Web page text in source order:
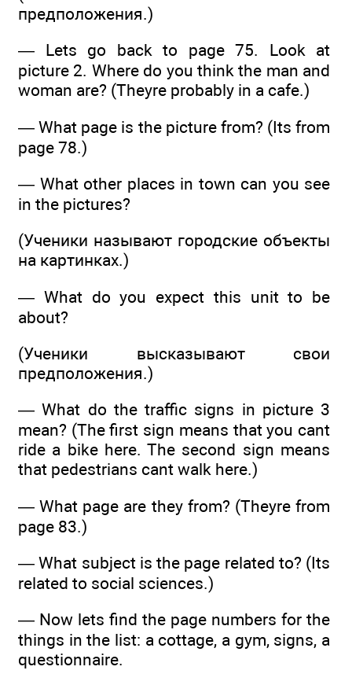
предположения.)
— Lets go back to page 75. Look at
picture 2. Where do you think the man and
woman are? (Theyre probably in a cafe.)
— What page is the picture from? (Its from
page 78.)
— What other places in town can you see
in the pictures?
(Ученики называют городские объекты
на картинках.)
— What do you expect this unit to be
about?
(Ученики высказывают свои
предположения.)
— What do the traffic signs in picture 3
mean? (The first sign means that you cant
ride a bike here. The second sign means
that pedestrians cant walk here.)
— What page are they from? (Theyre from
page 83.)
— What subject is the page related to? (Its
related to social sciences.)
— Now lets find the page numbers for the
things in the list: a cottage, a gym, signs, a
questionnaire.